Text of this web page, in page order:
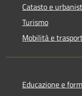
Catasto e
Turismo
Mobilità e
Educazione e